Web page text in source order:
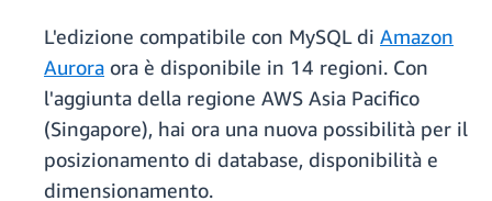
L'edizione compatibile con MySQL di Amazon
Aurora ora è disponibile in 14 regioni. Con
l'aggiunta della regione AWS Asia Pacifico
(Singapore), hai ora una nuova possibilità per il
posizionamento di database, disponibilità e
dimensionamento.